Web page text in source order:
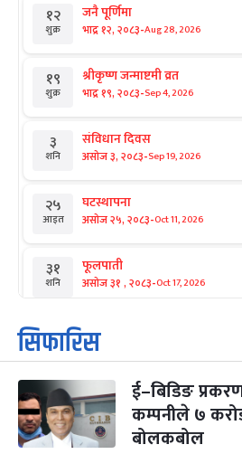
१२
शुक्र
जनै पूर्णिमा
भाद्र १२, २०८३-Aug 28, 2026
१९
शुक्र
श्रीकृष्ण जन्माष्टमी व्रत
भाद्र १९, २०८३-Sep 4, 2026
३
शनि
संविधान दिवस
असोज ३, २०८३-Sep 19, 2026
२५
आइत
घटस्थापना
असोज २५, २०८३-Oct 11, 2026
३१
शनि
फूलपाती
असोज ३१ , २०८३-Oct 17, 2026
१
आइत
कार्तिक सङ्क्रान्ति
कार्तिक १, २०८३
३
मंगल
महानवमी
कार्तिक ३, २०८३-Oct 20, 2026
सिफारिस
ई–बिडिङ
कम्पनीले ७
बोलकबोल